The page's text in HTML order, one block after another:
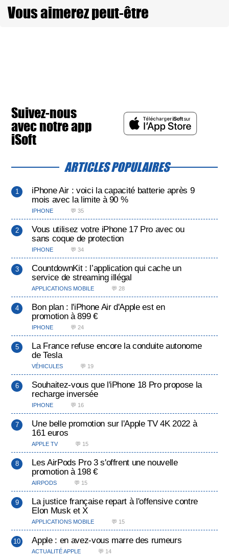
Vous aimerez peut-être
Suivez-nous
avec notre app
iSoft
ARTICLES POPULAIRES
iPhone Air : voici la capacité batterie après 9
mois avec la limite à 90 %
IPHONE 💬 35
Vous utilisez votre iPhone 17 Pro avec ou
sans coque de protection
IPHONE 💬 34
CountdownKit : l’application qui cache un
service de streaming illégal
APPLICATIONS MOBILE 💬 28
Bon plan : l'iPhone Air d'Apple est en
promotion à 899 €
IPHONE 💬 24
La France refuse encore la conduite autonome
de Tesla
VÉHICULES 💬 19
Souhaitez-vous que l'iPhone 18 Pro propose la
recharge inversée
IPHONE 💬 16
Une belle promotion sur l'Apple TV 4K 2022 à
161 euros
APPLE TV 💬 15
Les AirPods Pro 3 s'offrent une nouvelle
promotion à 198 €
AIRPODS 💬 15
La justice française repart à l'offensive contre
Elon Musk et X
APPLICATIONS MOBILE 💬 15
Apple : en avez-vous marre des rumeurs
ACTUALITÉ APPLE 💬 14